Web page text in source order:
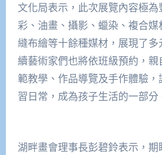
文化局表示，此次展覽內容極
彩、油畫、攝影、蠟染、複合
縫布繪等十餘種媒材，展現了
續藝術家們也將依班級預約，
範教學、作品導覽及手作體驗
習日常，成為孩子生活的一部分
湖畔畫會理事長彭碧鈴表示，期